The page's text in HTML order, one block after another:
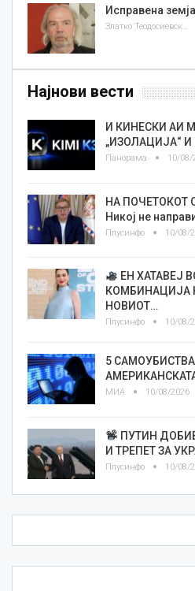
Исправена земја
Златко Теодосиевски
Најнови вести
И КИНЕСКИ АИ
„ИЗОЛАЦИЈА“
Панорама 10/08/
НА ПОЧЕТОКОТ
Никој не
Плусинфо 10/08/
ЕН ХАТАВЕЈ
КОМБИНАЦИЈА
НОВИОТ…
Плусинфо 10/08/
5
МИА 10/08/2026
ПУТИН
И ТРЕПЕТ ЗА
Плусинфо 10/08/